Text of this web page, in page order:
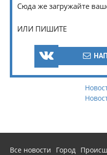
Сюда же загружайте
ИЛИ ПИШИТЕ
Все новости Город